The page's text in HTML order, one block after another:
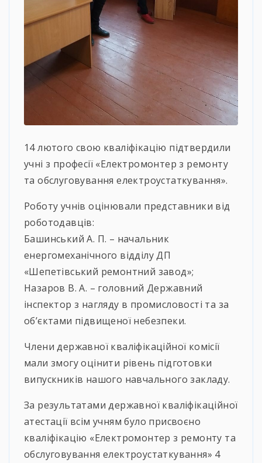
14 лютого свою кваліфікацію підтвердили
учні з професії «Електромонтер з ремонту
та обслуговування електроустаткування».
Роботу учнів оцінювали представники від
роботодавців:
Башинський А. П. – начальник
енергомеханічного відділу ДП
«Шепетівський ремонтний завод»;
Назаров В. А. – головний Державний
інспектор з нагляду в промисловості та за
об’єктами підвищеної небезпеки.
Члени державної кваліфікаційної комісії
мали змогу оцінити рівень підготовки
випускників нашого навчального закладу.
За результатами державної кваліфікаційної
атестації всім учням було присвоєно
кваліфікацію «Електромонтер з ремонту та
обслуговування електроустаткування» 4